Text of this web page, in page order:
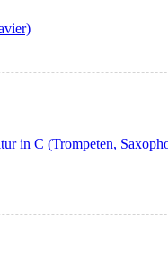
in C (Trompeten,